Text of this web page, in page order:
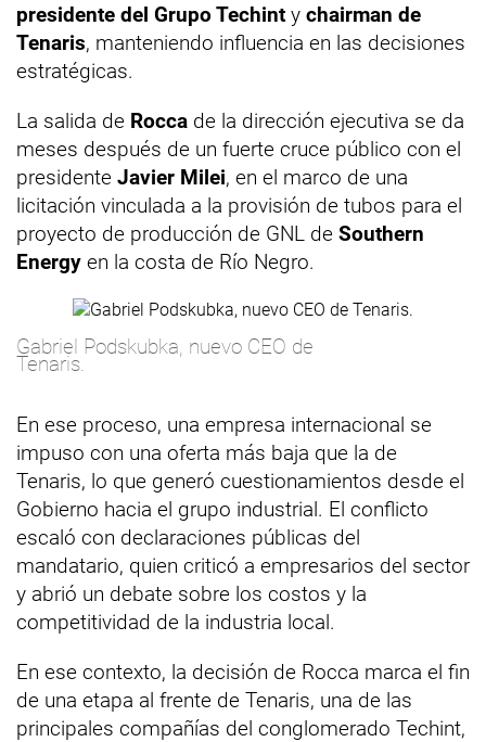
presidente del Grupo Techint y chairman de
Tenaris, manteniendo influencia en las decisiones
estratégicas.
La salida de Rocca de la dirección ejecutiva se da
meses después de un fuerte cruce público con el
presidente Javier Milei, en el marco de una
licitación vinculada a la provisión de tubos para el
proyecto de producción de GNL de Southern
Energy en la costa de Río Negro.
Gabriel Podskubka, nuevo CEO de
Tenaris.
En ese proceso, una empresa internacional se
impuso con una oferta más baja que la de
Tenaris, lo que generó cuestionamientos desde el
Gobierno hacia el grupo industrial. El conflicto
escaló con declaraciones públicas del
mandatario, quien criticó a empresarios del sector
y abrió un debate sobre los costos y la
competitividad de la industria local.
En ese contexto, la decisión de Rocca marca el fin
de una etapa al frente de Tenaris, una de las
principales compañías del conglomerado Techint,